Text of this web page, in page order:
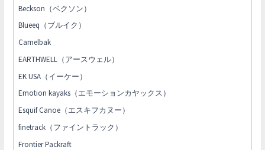
Beckson（ベクソン）
Blueeq（ブルイク）
Camelbak
EARTHWELL（アースウェル）
EK USA（イーケー）
Emotion kayaks（エモーションカヤックス）
Esquif Canoe（エスキフカヌー）
finetrack（ファイントラック）
Frontier Packraft